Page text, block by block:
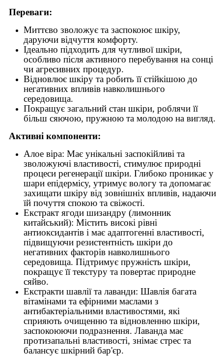
Переваги:
Миттєво зволожує та заспокоює шкіру,
даруючи відчуття комфорту.
Ідеально підходить для чутливої ​​шкіри,
особливо після активного перебування на сонці
чи агресивних процедур.
Відновлює шкіру та робить її стійкішою до
негативних впливів навколишнього
середовища.
Покращує загальний стан шкіри, роблячи її
більш сяючою, пружною та молодою на вигляд.
Активні компоненти:
Алое віра: Має унікальні заспокійливі та
зволожуючі властивості, стимулює природні
процеси регенерації шкіри. Глибоко проникає у
шари епідермісу, утримує вологу та допомагає
захищати шкіру від зовнішніх впливів, надаючи
їй почуття спокою та свіжості.
Екстракт ягоди шизандру (лимонник
китайський): Містить високі рівні
антиоксидантів і має адаптогенні властивості,
підвищуючи резистентність шкіри до
негативних факторів навколишнього
середовища. Підтримує пружність шкіри,
покращує її текстуру та повертає природне
сяйво.
Екстракти шавлії та лаванди: Шавлія багата
вітамінами та ефірними маслами з
антибактеріальними властивостями, які
сприяють очищенню та відновленню шкіри,
заспокоюючи подразнення. Лаванда має
протизапальні властивості, знімає стрес та
балансує шкірний бар'єр.